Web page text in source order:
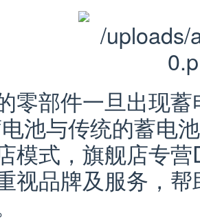
零部件一旦出现
池与传统的蓄电
模式， 旗舰店专
视品牌及服务 ， 帮